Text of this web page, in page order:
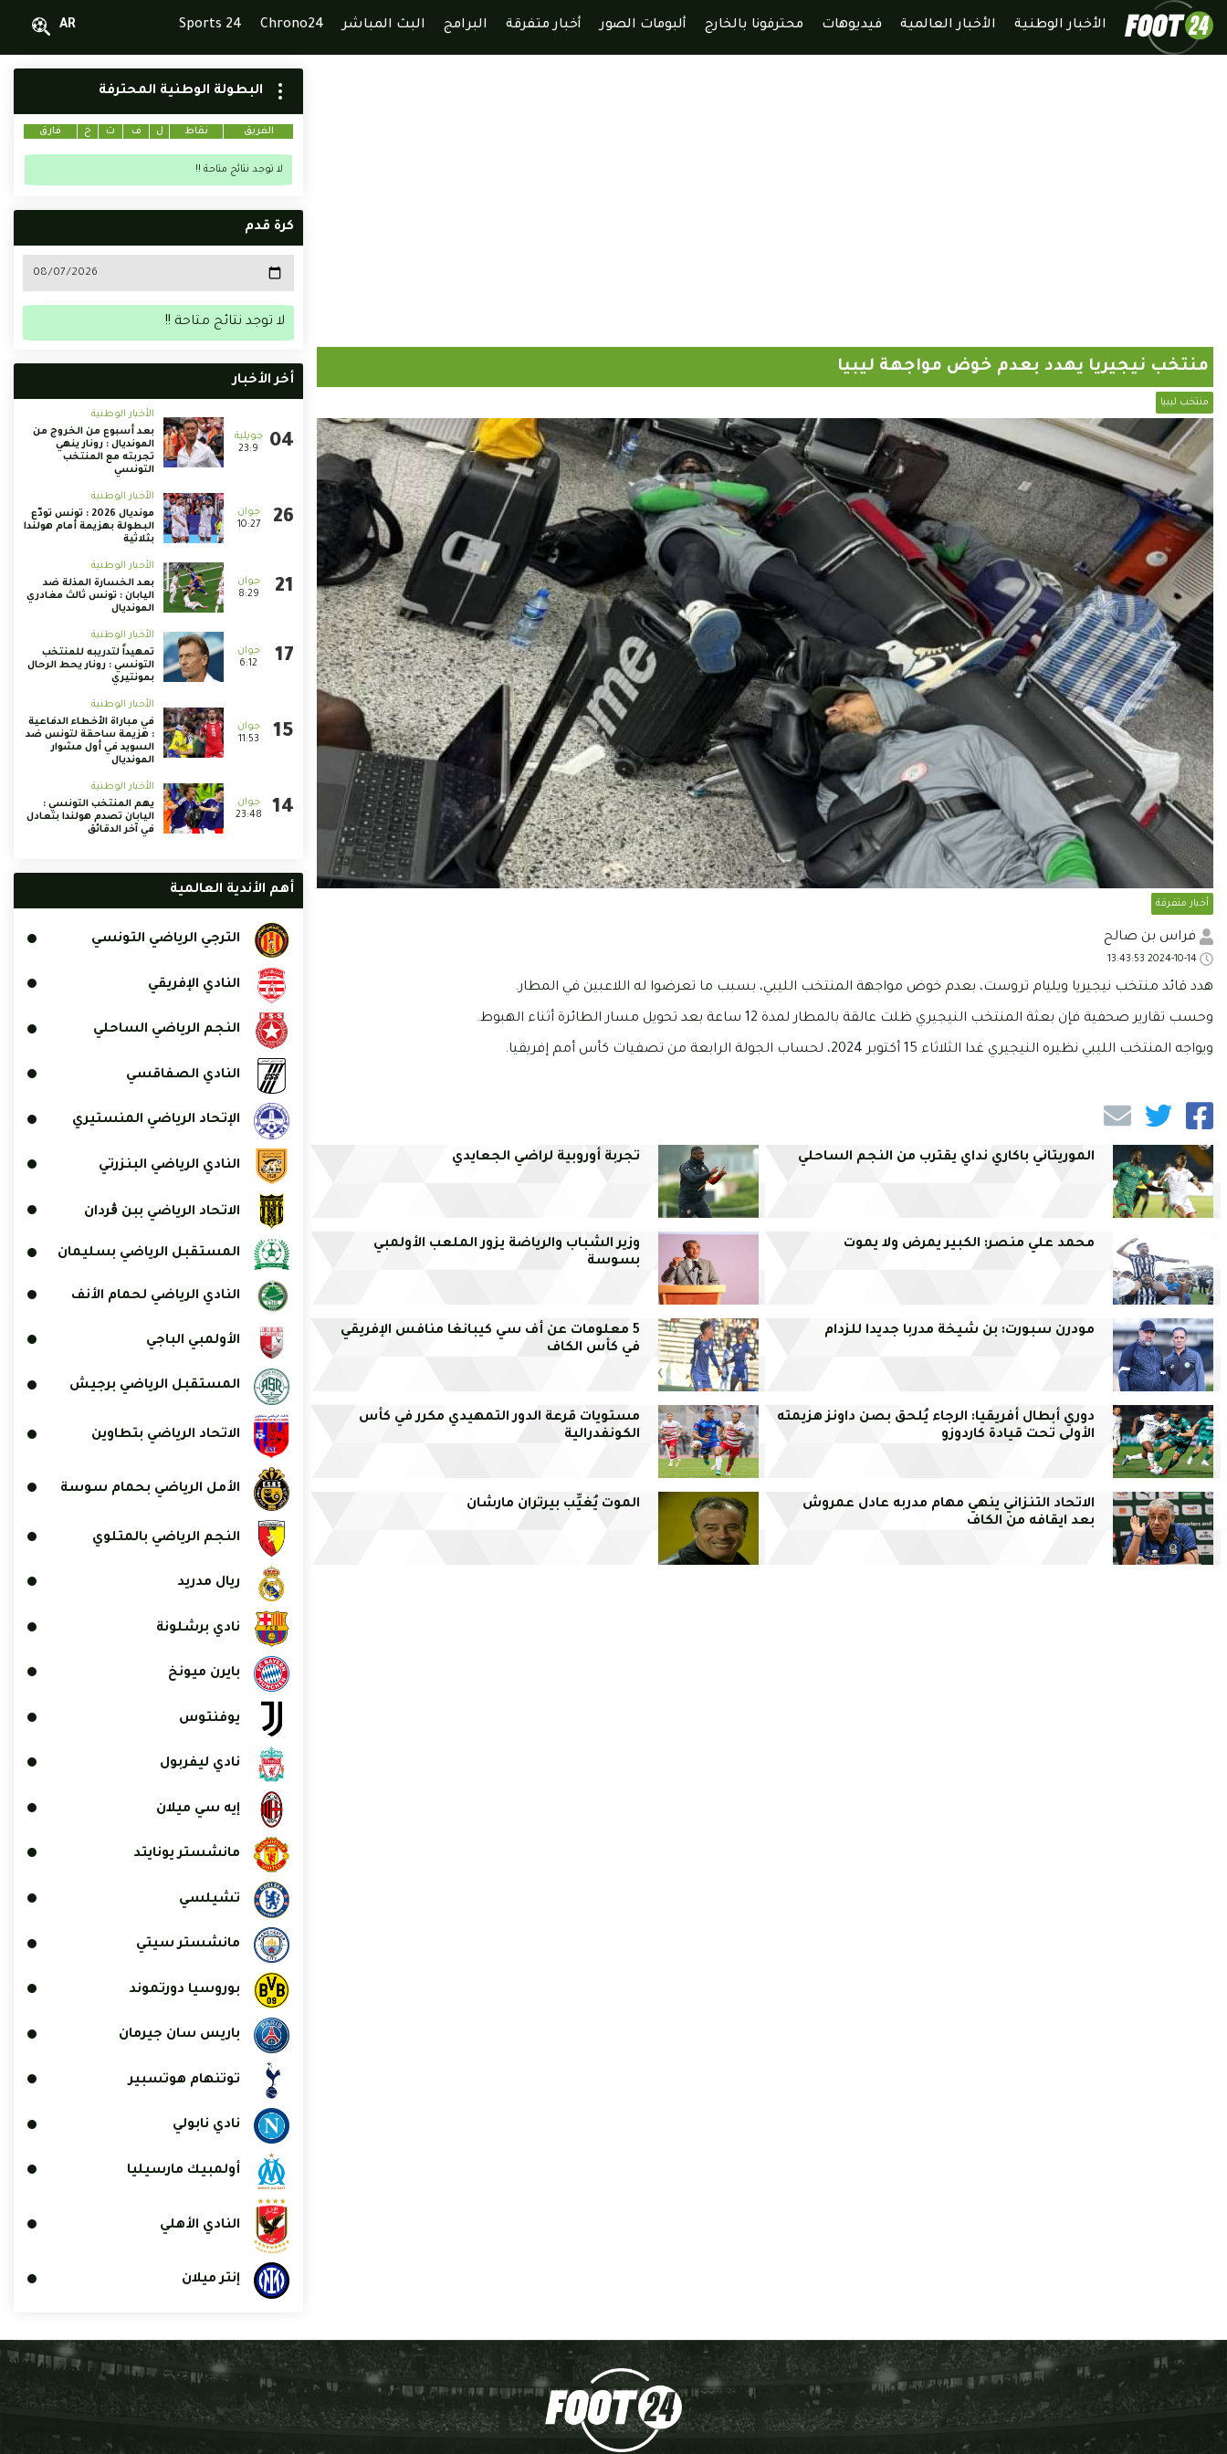
الأخبار الوطنية الأخبار العالمية فيديوهات محترفونا بالخارج ألبومات الصور أخبار متفرقة البرامج البث المباشر Chrono24
Sports 24
AR
منتخب نيجيريا يهدد بعدم خوض مواجهة ليبيا
منتخب ليبيا
أخبار متفرقة
فراس بن صالح
هدد قائد منتخب نيجيريا ويليام تروست، بعدم خوض مواجهة المنتخب الليبي، بسبب ما تعرضوا له اللاعبين في المطار.
وحسب تقارير صحفية فإن بعثة المنتخب النيجيري ظلت عالقة بالمطار لمدة 12 ساعة بعد تحويل مسار الطائرة أثناء الهبوط.
ويواجه المنتخب الليبي نظيره النيجيري غدا الثلاثاء 15 أكتوبر 2024، لحساب الجولة الرابعة من تصفيات كأس أمم إفريقيا.
الموريتاني باكاري نداي يقترب من النجم الساحلي تجربة أوروبية لراضي الجعايدي
محمد علي منصر: الكبير يمرض ولا يموت
وزير الشباب والرياضة يزور الملعب الأولمبي
بسوسة
مودرن سبورت: بن شيخة مدربا جديدا للزدام
5 معلومات عن أف سي كيبانغا منافس الإفريقي
في كأس الكاف
دوري أبطال أفريقيا: الرجاء يُلحق بصن داونز هزيمته
الأولى تحت قيادة كاردوزو
مستويات قرعة الدور التمهيدي مكرر في كأس
الكونفدرالية
الاتحاد التنزاني ينهي مهام مدربه عادل عمروش
بعد ايقافه من الكاف
الموت يُغيِّب بيرتران مارشان
البطولة الوطنية المحترفة
الفريق نقاط ل ف ت خ فارق
لا توجد نتائج متاحة !!
كرة قدم
لا توجد نتائج متاحة !!
أخر الأخبار
23:9
الأخبار الوطنية
بعد أسبوع من الخروج من
المونديال : رونار ينهي
تجربته مع المنتخب
التونسي
10:27
الأخبار الوطنية
مونديال 2026 : تونس تودّع
البطولة بهزيمة أمام هولندا
بثلاثية
8:29
الأخبار الوطنية
بعد الخسارة المذلة ضد
اليابان : تونس ثالث مغادري
المونديال
6:12
الأخبار الوطنية
تمهيداً لتدريبه للمنتخب
التونسي : رونار يحط الرحال
بمونتيري
11:53
الأخبار الوطنية
في مباراة الأخطاء الدفاعية
: هزيمة ساحقة لتونس ضد
السويد في أول مشوار
المونديال
23:48
الأخبار الوطنية
يهم المنتخب التونسي :
اليابان تصدم هولندا بتعادل
في آخر الدقائق
أهم الأندية العالمية
الترجي الرياضي التونسي
النادي الإفريقي
النجم الرياضي الساحلي
النادي الصفاقسي
الإتحاد الرياضي المنستيري
النادي الرياضي البنزرتي
الاتحاد الرياضي ببن ڨردان
المستقبل الرياضي بسليمان
النادي الرياضي لحمام الأنف
الأولمبي الباجي
المستقبل الرياضي برجيش
الاتحاد الرياضي بتطاوين
الأمل الرياضي بحمام سوسة
النجم الرياضي بالمتلوي
ريال مدريد
نادي برشلونة
بايرن ميونخ
يوفنتوس
نادي ليفربول
إيه سي ميلان
مانشستر يونايتد
تشيلسي
مانشستر سيتي
بوروسيا دورتموند
باريس سان جيرمان
توتنهام هوتسبير
نادي نابولي
أولمبيك مارسيليا
النادي الأهلي
إنتر ميلان